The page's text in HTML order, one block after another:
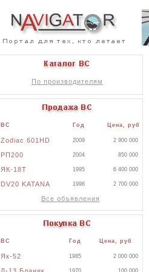
По производителям
ВС Год Цена, руб
Zodiac 601HD 2009 2 900 000
РП200 2004 850 000
ЯК-18Т 1995 6 400 000
DV20 KATANA 1996 2 700 000
Все объявления
ВС Год Цена, руб
Як-52 1985 2 000 000
1970 100 000